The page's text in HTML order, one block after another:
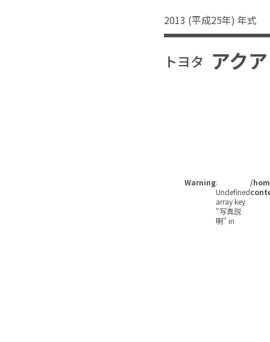
トヨタ アクア
2013 (平成25年) 年式
Warning:
Undefined
array key
"写真説
明" in
/